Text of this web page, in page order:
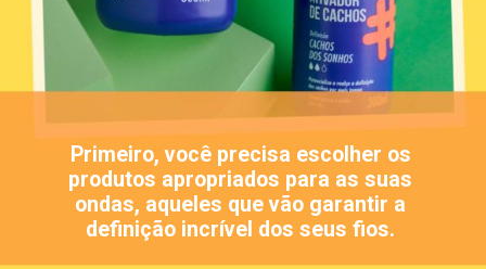
Primeiro, você precisa escolher os
produtos apropriados para as suas
ondas, aqueles que vão garantir a
definição incrível dos seus fios.